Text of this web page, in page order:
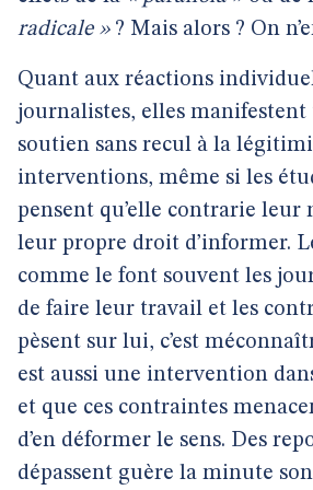
radicale »? Mais alors ? On
Quant aux réactions
journalistes, elles
soutien sans recul à la
interventions, même si les
pensent qu’elle contrarie
leur propre droit d’informer.
comme le font souvent les
de faire leur travail et les
pèsent sur lui, c’est
est aussi une intervention
et que ces contraintes
d’en déformer le sens. Des
dépassent guère la minute